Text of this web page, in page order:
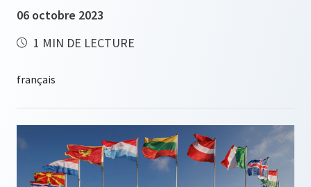
06 octobre 2023
1 MIN DE LECTURE